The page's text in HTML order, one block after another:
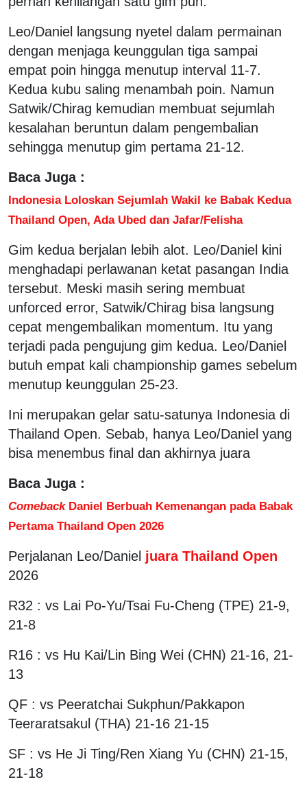
Leo/Daniel langsung nyetel dalam permainan
dengan menjaga keunggulan tiga sampai
empat poin hingga menutup interval 11-7.
Kedua kubu saling menambah poin. Namun
Satwik/Chirag kemudian membuat sejumlah
kesalahan beruntun dalam pengembalian
sehingga menutup gim pertama 21-12.
Baca Juga :
Indonesia Loloskan Sejumlah Wakil ke Babak Kedua
Thailand Open, Ada Ubed dan Jafar/Felisha
Gim kedua berjalan lebih alot. Leo/Daniel kini
menghadapi perlawanan ketat pasangan India
tersebut. Meski masih sering membuat
unforced error, Satwik/Chirag bisa langsung
cepat mengembalikan momentum. Itu yang
terjadi pada pengujung gim kedua. Leo/Daniel
butuh empat kali championship games sebelum
menutup keunggulan 25-23.
Ini merupakan gelar satu-satunya Indonesia di
Thailand Open. Sebab, hanya Leo/Daniel yang
bisa menembus final dan akhirnya juara
Baca Juga :
Comeback Daniel Berbuah Kemenangan pada Babak
Pertama Thailand Open 2026
Perjalanan Leo/Daniel juara Thailand Open
2026
R32 : vs Lai Po-Yu/Tsai Fu-Cheng (TPE) 21-9,
21-8
R16 : vs Hu Kai/Lin Bing Wei (CHN) 21-16, 21-
13
QF : vs Peeratchai Sukphun/Pakkapon
Teeraratsakul (THA) 21-16 21-15
SF : vs He Ji Ting/Ren Xiang Yu (CHN) 21-15,
21-18